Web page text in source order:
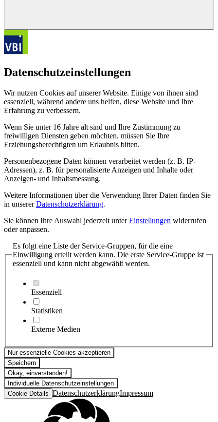
Datenschutzeinstellungen
Wir nutzen Cookies auf unserer Website. Einige von ihnen sind
essenziell, während andere uns helfen, diese Website und Ihre
Erfahrung zu verbessern.
Wenn Sie unter 16 Jahre alt sind und Ihre Zustimmung zu
freiwilligen Diensten geben möchten, müssen Sie Ihre
Erziehungsberechtigten um Erlaubnis bitten.
Personenbezogene Daten können verarbeitet werden (z. B. IP-
Adressen), z. B. für personalisierte Anzeigen und Inhalte oder
Anzeigen- und Inhaltsmessung.
Weitere Informationen über die Verwendung Ihrer Daten finden Sie
in unsererDatenschutzerklärung.
Sie können Ihre Auswahl jederzeit unterEinstellungen widerrufen
oder anpassen.
Es folgt eine Liste der Service-Gruppen, für die eine
Einwilligung erteilt werden kann. Die erste Service-Gruppe ist
essenziell und kann nicht abgewählt werden.
Essenziell
Statistiken
Externe Medien
Nur essenzielle Cookies akzeptieren
Speichern
Okay, einverstanden!
Individuelle Datenschutzeinstellungen
Cookie-Details DatenschutzerklärungImpressum